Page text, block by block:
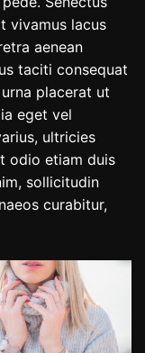
vivamus lacus
aenean
taciti consequat
placerat ut
eget vel
ultricies
odio etiam duis
sollicitudin
curabitur,